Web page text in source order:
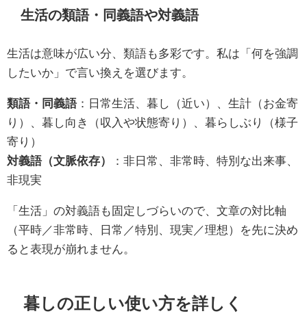
生活の類語・同義語や対義語
生活は意味が広い分、類語も多彩です。私は「何を強調
したいか」で言い換えを選びます。
類語・同義語：日常生活、暮し（近い）、生計（お金寄
り）、暮し向き（収入や状態寄り）、暮らしぶり（様子
寄り）
対義語（文脈依存）
：非日常、非常時、特別な出来事、
非現実
「生活」の対義語も固定しづらいので、文章の対比軸
（平時／非常時、日常／特別、現実／理想）を先に決め
ると表現が崩れません。
暮しの正しい使い方を詳しく